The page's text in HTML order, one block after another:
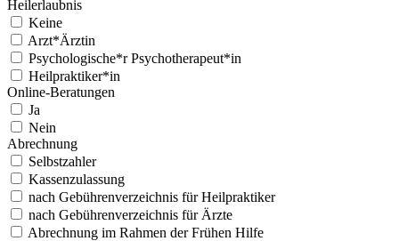
Heil­er­laub­nis
Keine
Arzt*Ärztin
Psychologische*r Psychotherapeut*in
Heilpraktiker*in
Online-Beratun­gen
Ja
Nein
Abrech­nung
Selb­stzahler
Kassen­zu­las­sung
nach Gebühren­verze­ich­nis für Heil­prak­tik­er
nach Gebühren­verze­ich­nis für Ärzte
Abrech­nung im Rah­men der Frühen Hil­fe